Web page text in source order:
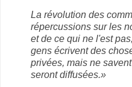
La révolution des
répercussions sur les
et de ce qui ne l'est
gens écrivent des
privées, mais ne
seront diffusées.»